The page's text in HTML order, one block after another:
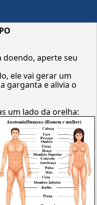
doendo, aperte seu
ele vai gerar um
garganta e alivia o
um lado da orelha: